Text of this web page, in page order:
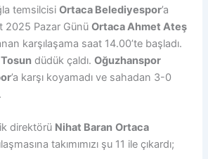
temsilcisiOrtaca Belediyespor’a
2025 Pazar GünüOrtaca Ahmet Ateş
karşılaşama saat 14.00’te başladı.
düdük çaldı.Oğuzhanspor
’a karşı koyamadı ve sahadan 3-0
direktörü Nihat Baran Ortaca
takımımızı şu 11 ile çıkardı;